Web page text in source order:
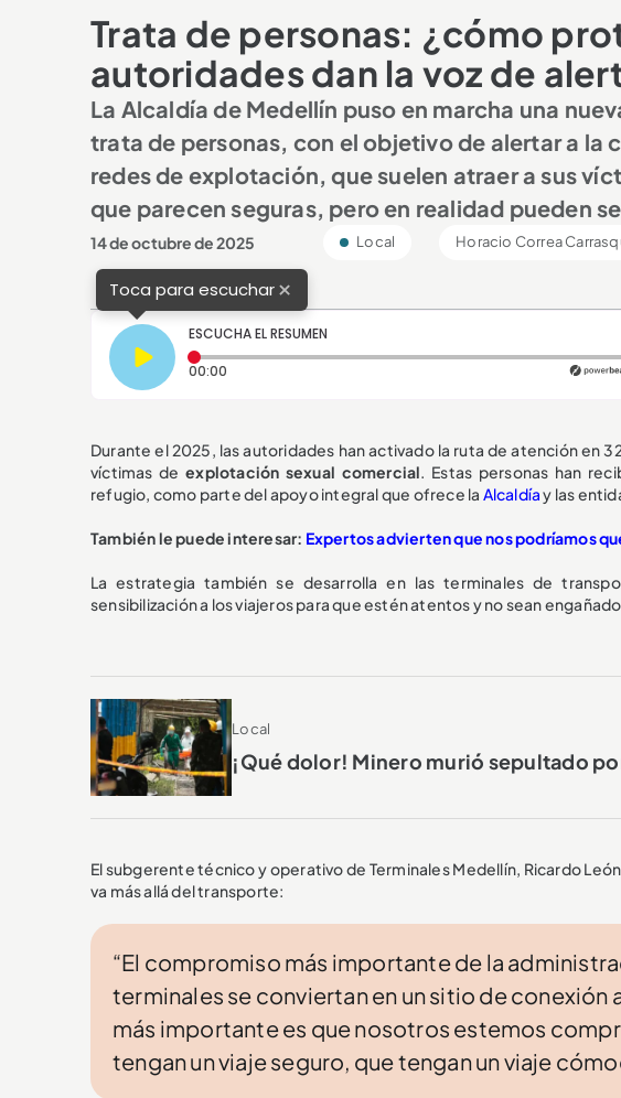
Trata de personas: ¿cómo
autoridades dan la voz de
La Alcaldía de Medellín puso en marcha una
trata de personas, con el objetivo de alertar a la
redes de explotación, que suelen atraer a sus
que parecen seguras, pero en realidad pueden
14 de octubre de 2025 Local Horacio Correa
Toca para escuchar×
ESCUCHA EL RESUMEN
00:00
Durante el 2025, las autoridades han activado la ruta de atención en
víctimas deexplotación sexual comercial. Estas personas han
refugio, como parte del apoyo integral que ofrece la Alcaldíay las
También le puede interesar: Expertos advierten que nos podríamos
La estrategia también se desarrolla en las terminales de
sensibilización a los viajeros para que estén atentos y no sean
Local
¡Qué dolor! Minero murió sepultado
El subgerente técnico y operativo de Terminales Medellín, Ricardo
va más allá del transporte:
“El compromiso más importante de la
terminales se conviertan en un sitio de conexión
más importante es que nosotros estemos
tengan un viaje seguro, que tengan un viaje